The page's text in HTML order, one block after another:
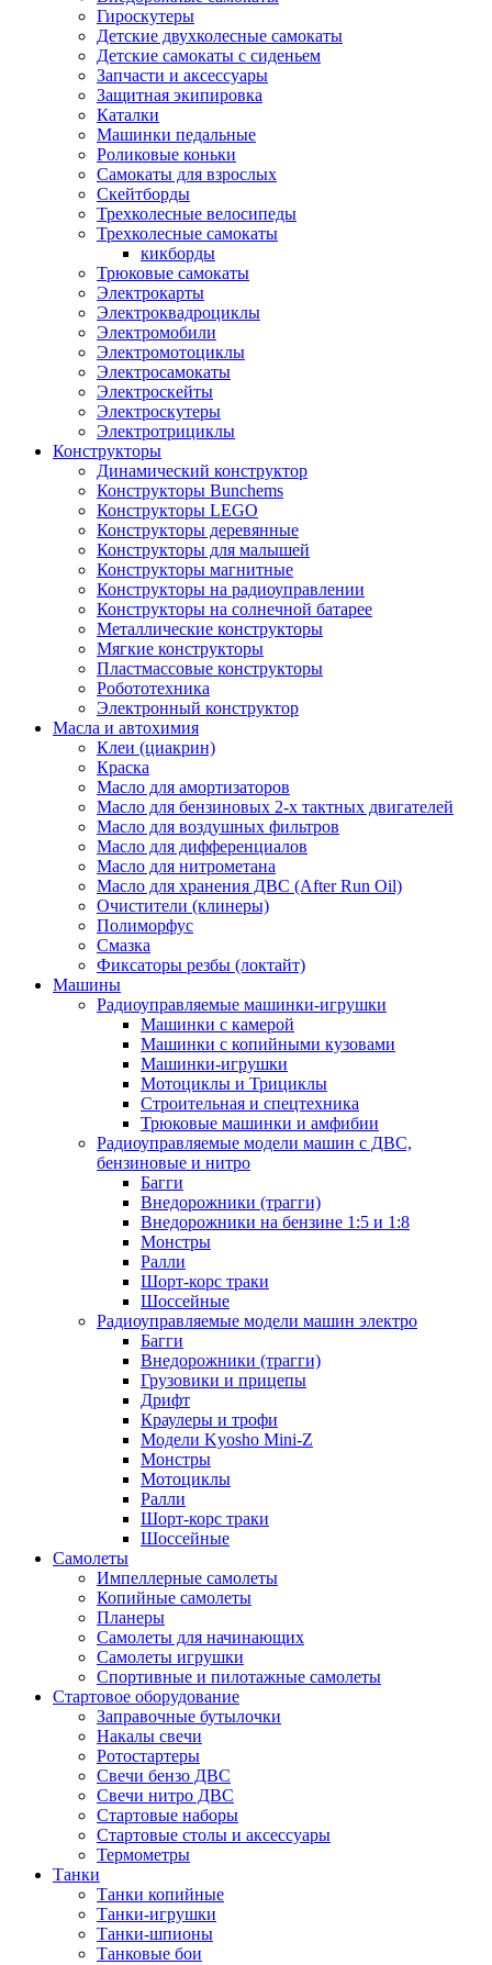
Гироскутеры
Детские двухколесные самокаты
Детские самокаты с сиденьем
Запчасти и аксессуары
Защитная экипировка
Каталки
Машинки педальные
Роликовые коньки
Самокаты для взрослых
Скейтборды
Трехколесные велосипеды
Трехколесные самокаты
кикборды
Трюковые самокаты
Электрокарты
Электроквадроциклы
Электромобили
Электромотоциклы
Электросамокаты
Электроскейты
Электроскутеры
Электротрициклы
Конструкторы
Динамический конструктор
Конструкторы Bunchems
Конструкторы LEGO
Конструкторы деревянные
Конструкторы для малышей
Конструкторы магнитные
Конструкторы на радиоуправлении
Конструкторы на солнечной батарее
Металлические конструкторы
Мягкие конструкторы
Пластмассовые конструкторы
Робототехника
Электронный конструктор
Масла и автохимия
Клеи (циакрин)
Краска
Масло для амортизаторов
Масло для бензиновых 2-х тактных двигателей
Масло для воздушных фильтров
Масло для дифференциалов
Масло для нитрометана
Масло для хранения ДВС (After Run Oil)
Очистители (клинеры)
Полиморфус
Смазка
Фиксаторы резбы (локтайт)
Машины
Радиоуправляемые машинки-игрушки
Машинки с камерой
Машинки с копийными кузовами
Машинки-игрушки
Мотоциклы и Трициклы
Строительная и спецтехника
Трюковые машинки и амфибии
Радиоуправляемые модели машин с ДВС,
бензиновые и нитро
Багги
Внедорожники (трагги)
Внедорожники на бензине 1:5 и 1:8
Монстры
Ралли
Шорт-корс траки
Шоссейные
Радиоуправляемые модели машин электро
Багги
Внедорожники (трагги)
Грузовики и прицепы
Дрифт
Краулеры и трофи
Модели Kyosho Mini-Z
Монстры
Мотоциклы
Ралли
Шорт-корс траки
Шоссейные
Самолеты
Импеллерные самолеты
Копийные самолеты
Планеры
Самолеты для начинающих
Самолеты игрушки
Спортивные и пилотажные самолеты
Стартовое оборудование
Заправочные бутылочки
Накалы свечи
Ротостартеры
Свечи бензо ДВС
Свечи нитро ДВС
Стартовые наборы
Стартовые столы и аксессуары
Термометры
Танки
Танки копийные
Танки-игрушки
Танки-шпионы
Танковые бои